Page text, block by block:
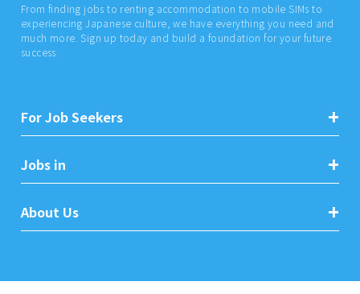
From finding jobs to renting accommodation to mobile SIMs to
experiencing Japanese culture, we have everything you need and
much more. Sign up today and build a foundation for your future
success.
For Job Seekers
Jobs in
About Us